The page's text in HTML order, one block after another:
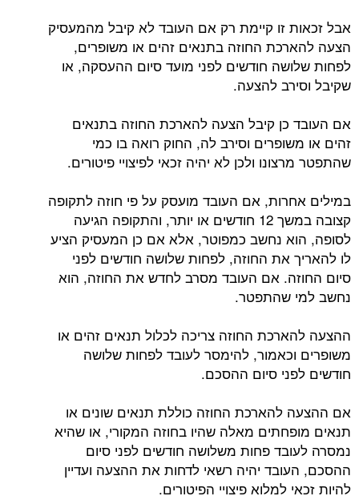
אבל זכאות זו קיימת רק אם העובד לא קיבל מהמעסיק
הצעה להארכת החוזה בתנאים זהים או משופרים,
לפחות שלושה חודשים לפני מועד סיום ההעסקה, או
שקיבל וסירב להצעה.
אם העובד כן קיבל הצעה להארכת החוזה בתנאים
זהים או משופרים וסירב לה, החוק רואה בו כמי
שהתפטר מרצונו ולכן לא יהיה זכאי לפיצויי פיטורים.
במילים אחרות, אם העובד מועסק על פי חוזה לתקופה
קצובה במשך 12 חודשים או יותר, והתקופה הגיעה
לסופה, הוא נחשב כמפוטר, אלא אם כן המעסיק הציע
לו להאריך את החוזה, לפחות שלושה חודשים לפני
סיום החוזה. אם העובד מסרב לחדש את החוזה, הוא
נחשב למי שהתפטר.
ההצעה להארכת החוזה צריכה לכלול תנאים זהים או
משופרים וכאמור, להימסר לעובד לפחות שלושה
חודשים לפני סיום ההסכם.
אם ההצעה להארכת החוזה כוללת תנאים שונים או
תנאים מופחתים מאלה שהיו בחוזה המקורי, או שהיא
נמסרה לעובד פחות משלושה חודשים לפני סיום
ההסכם, העובד יהיה רשאי לדחות את ההצעה ועדיין
להיות זכאי למלוא פיצויי הפיטורים.